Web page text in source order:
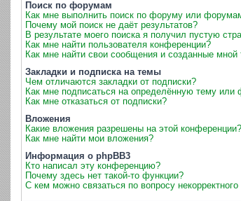
Поиск по форумам
Как мне выполнить поиск по форуму или
Почему мой поиск не даёт результатов?
В результате моего поиска я получил пустую
Как мне найти пользователя конференции?
Как мне найти свои сообщения и созданные мной
Закладки и подписка на темы
Чем отличаются закладки от подписки?
Как мне подписаться на определённую тему или
Как мне отказаться от подписки?
Вложения
Какие вложения разрешены на этой конференции?
Как мне найти мои вложения?
Информация о phpBB3
Кто написал эту конференцию?
Почему здесь нет такой-то функции?
С кем можно связаться по вопросу